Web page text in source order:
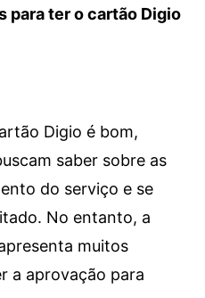
para ter o cartão Digio
Digio é bom,
saber sobre as
do serviço e se
No entanto, a
muitos
a aprovação para